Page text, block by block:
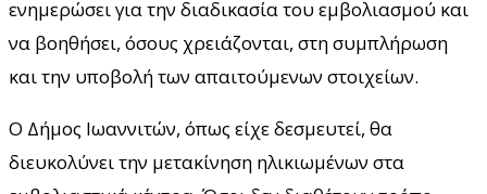
ενημερώσει για την διαδικασία του εμβολιασμού και
να βοηθήσει, όσους χρειάζονται, στη συμπλήρωση
και την υποβολή των απαιτούμενων στοιχείων.
Ο Δήμος Ιωαννιτών, όπως είχε δεσμευτεί, θα
διευκολύνει την μετακίνηση ηλικιωμένων στα